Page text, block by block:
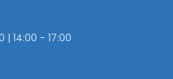
| 14:00 - 17:00